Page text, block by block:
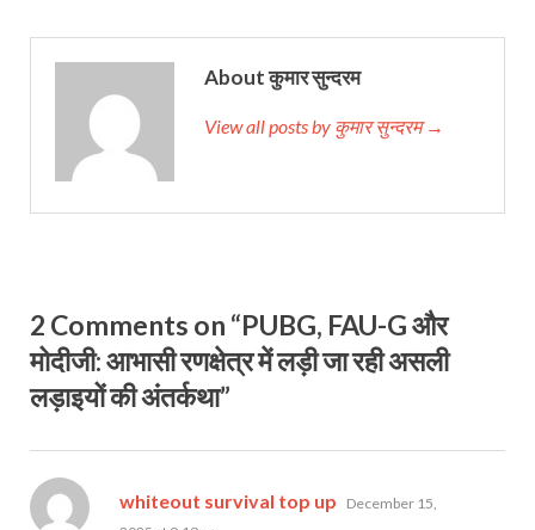
About कुमार सुन्‍दरम
View all posts by कुमार सुन्‍दरम →
2 Comments on “PUBG, FAU-G और
मोदीजी: आभासी रणक्षेत्र में लड़ी जा रही असली
लड़ाइयों की अंतर्कथा”
whiteout survival top up says:
December 15,